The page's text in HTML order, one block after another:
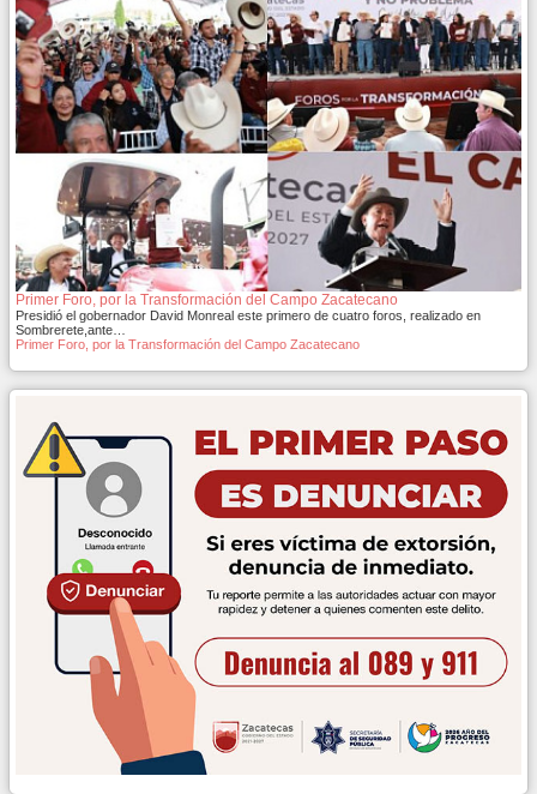
Primer Foro, por la Transformación del Campo Zacatecano
Presidió el gobernador David Monreal este primero de cuatro foros, realizado en
Sombrerete,ante…
Primer Foro, por la Transformación del Campo Zacatecano